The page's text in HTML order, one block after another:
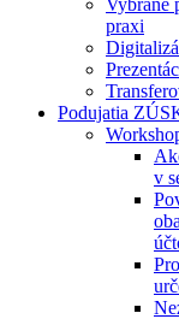
praxi
Podujatia
v